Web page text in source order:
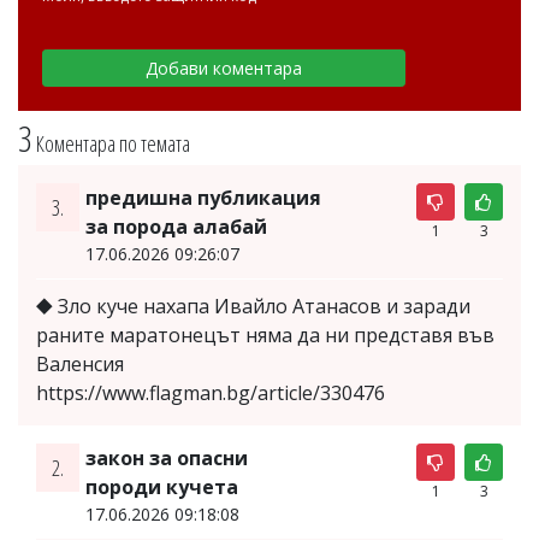
3 Коментара по темата
3.
предишна публикация
за порода алабай
17.06.2026 09:26:07
1 3
⯁ Зло куче нахапа Ивайло Атанасов и заради
раните маратонецът няма да ни представя във
Валенсия
https://www.flagman.bg/article/330476
2.
закон за опасни
породи кучета
17.06.2026 09:18:08
1 3